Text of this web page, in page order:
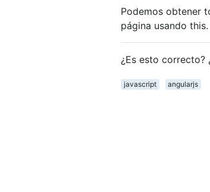
Podemos obtener
página usando this.
¿Es esto correcto?
javascript angularjs